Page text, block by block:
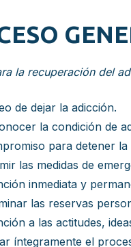
la recuperación del
de dejar la adicción.
la condición de
para detener la
las medidas de
inmediata y
las reservas
a las actitudes,
íntegramente el